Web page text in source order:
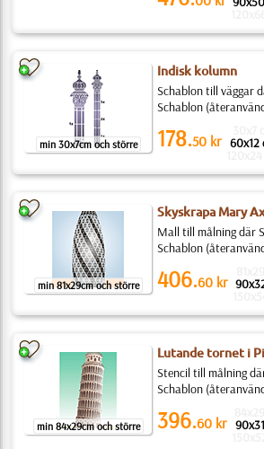
min 30x7cm och större
Indisk kolumn
Schablon till väggar
Schablon
178.50 kr 60x12
min 81x29cm och större
Skyskrapa Mary
Mall till målning där
Schablon
406.60 kr
min 84x29cm och större
Lutande tornet i
Stencil till målning
Schablon
396.60 kr